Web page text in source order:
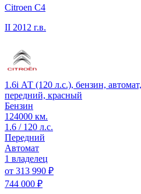
Citroen C4
II 2012 г.в.
1.6i АТ (120 л.с.), бензин,
передний, красный
Бензин
124000 км.
1.6 / 120 л.с.
Передний
Автомат
1 владелец
от 313 990 ₽
744 000 ₽